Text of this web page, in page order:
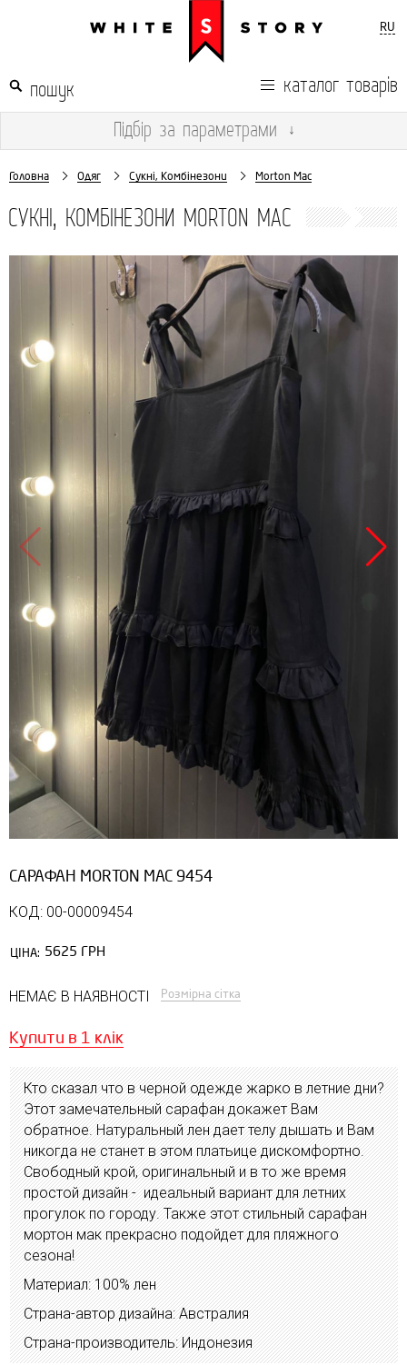
RU
каталог товарів
Підбір за параметрами ↓
Головна Одяг Сукні, Комбінезони Morton Mac
СУКНІ, КОМБІНЕЗОНИ MORTON MAC
Продано
САРАФАН MORTON MAC 9454
КОД: 00-00009454
ЦІНА: 5625 ГРН
НЕМАЄ В НАЯВНОСТІ Розмірна сітка
Купити в 1 клік
Кто сказал что в черной одежде жарко в летние дни?
Этот замечательный сарафан докажет Вам
обратное. Натуральный лен дает телу дышать и Вам
никогда не станет в этом платьице дискомфортно.
Свободный крой, оригинальный и в то же время
простой дизайн - идеальный вариант для летних
прогулок по городу. Также этот стильный сарафан
мортон мак прекрасно подойдет для пляжного
сезона!
Материал: 100% лен
Страна-автор дизайна: Австралия
Страна-производитель: Индонезия